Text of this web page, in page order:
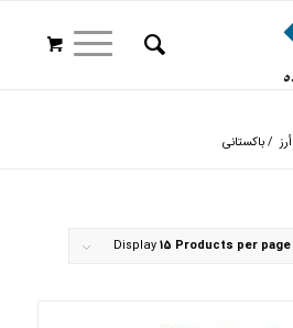
أرز / باکستانی
Display15 Products per page